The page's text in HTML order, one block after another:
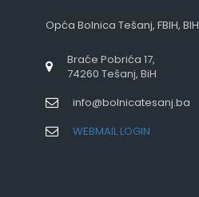
Opća Bolnica Tešanj, FBIH, BIH
Braće Pobrića 17,
74260 Tešanj, BiH
info@bolnicatesanj.ba
WEBMAIL LOGIN